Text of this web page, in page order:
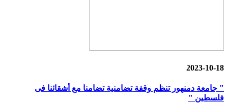
2023-10-18
" جامعة دمنهور تنظم وقفة تضامنية تضامنا مع أشقائنا فى
فلسطين "